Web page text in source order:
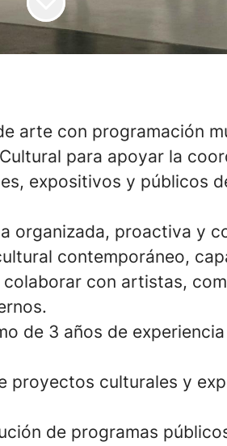
arte con programación
para apoyar la
expositivos y públicos
organizada, proactiva y
contemporáneo,
con artistas,
de 3 años de
proyectos culturales y
de programas